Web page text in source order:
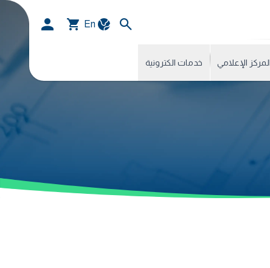
En
المركز الإعلامي خدمات الكترونية